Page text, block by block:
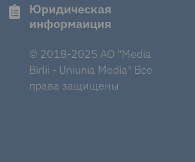
Юридическая
информаиция
© 2018-2025 AO "Media
Birlii - Uniunia Media" Все
права защищены